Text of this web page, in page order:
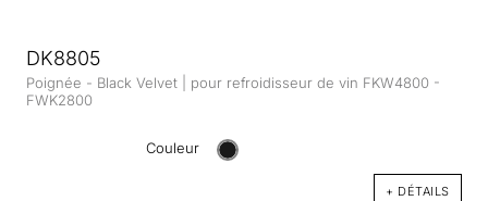
DK8805
Poignée - Black Velvet | pour refroidisseur de vin FKW4800 -
FWK2800
Couleur
+ DÉTAILS